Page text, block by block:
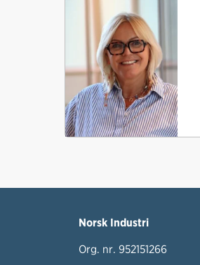
Norsk Industri
Org. nr. 952151266